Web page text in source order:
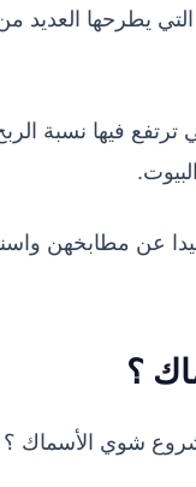
يطرحها العديد
فيها نسبة
عن مطابخهن
؟
شوي الأسماك ؟